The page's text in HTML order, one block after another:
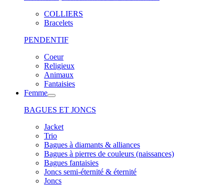
COLLIERS
Bracelets
PENDENTIF
Coeur
Religieux
Animaux
Fantaisies
Femme
BAGUES ET JONCS
Jacket
Trio
Bagues à diamants & alliances
Bagues à pierres de couleurs (naissances)
Bagues fantaisies
Joncs semi-éternité & éternité
Joncs